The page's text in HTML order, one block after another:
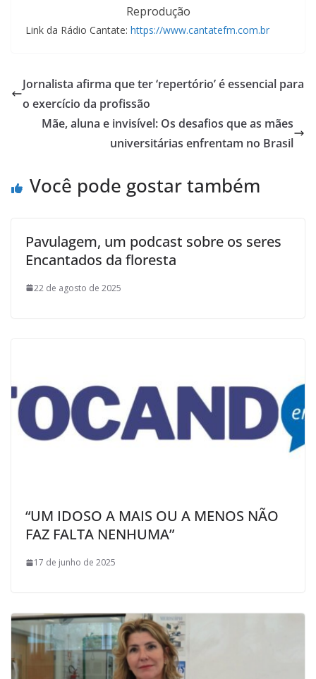
Reprodução
Link da Rádio Cantate: https://www.cantatefm.com.br
Jornalista afirma que ter ‘repertório’ é essencial para
o exercício da profissão
Mãe, aluna e invisível: Os desafios que as mães
universitárias enfrentam no Brasil
Você pode gostar também
Pavulagem, um podcast sobre os seres
Encantados da floresta
22 de agosto de 2025
“UM IDOSO A MAIS OU A MENOS NÃO
FAZ FALTA NENHUMA”
17 de junho de 2025